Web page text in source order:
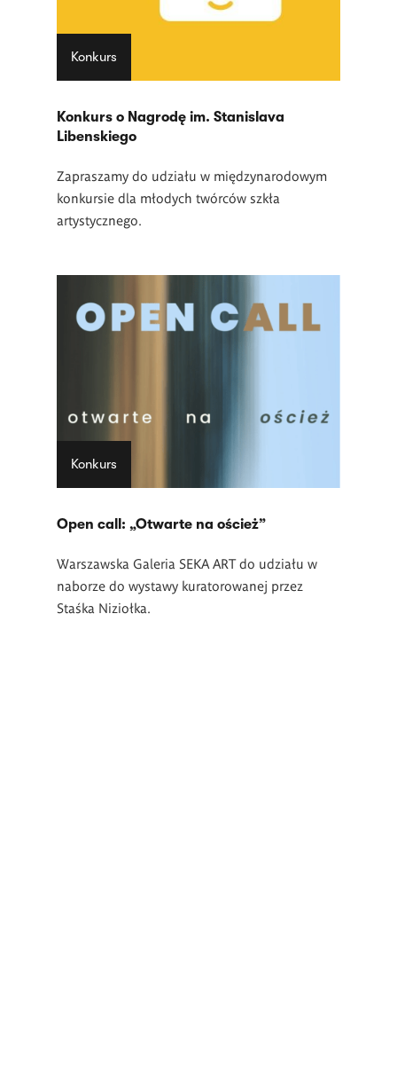
Konkurs
Konkurs o Nagrodę im. Stanislava
Libenskiego
Zapraszamy do udziału w międzynarodowym
konkursie dla młodych twórców szkła
artystycznego.
Konkurs
Open call: „Otwarte na oścież”
Warszawska Galeria SEKA ART do udziału w
naborze do wystawy kuratorowanej przez
Staśka Niziołka.